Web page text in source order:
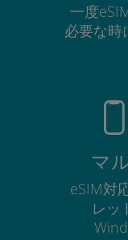
一度
必要な時
マ
eSIM対
レッ